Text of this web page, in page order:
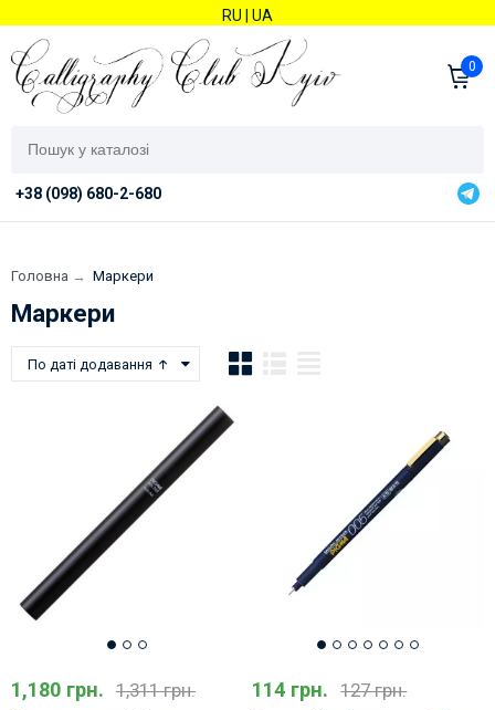
RU UA
0
+38 (098) 680-2-680
Головна → Маркери
Маркери
По даті додавання
1,180 грн. 1,311 грн. 114 грн. 127 грн.